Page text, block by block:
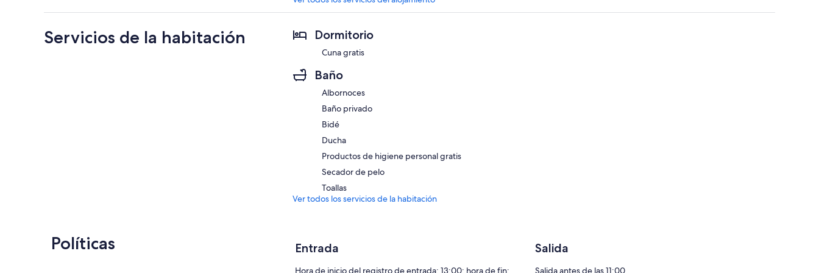
Servicios de la habitación Dormitorio
Cuna gratis
Baño
Albornoces
Baño privado
Bidé
Ducha
Productos de higiene personal gratis
Secador de pelo
Toallas
Ver todos los servicios de la habitación
Políticas Entrada
Hora de inicio del registro de entrada: 13:00; hora de fin:
Salida
Salida antes de las 11:00